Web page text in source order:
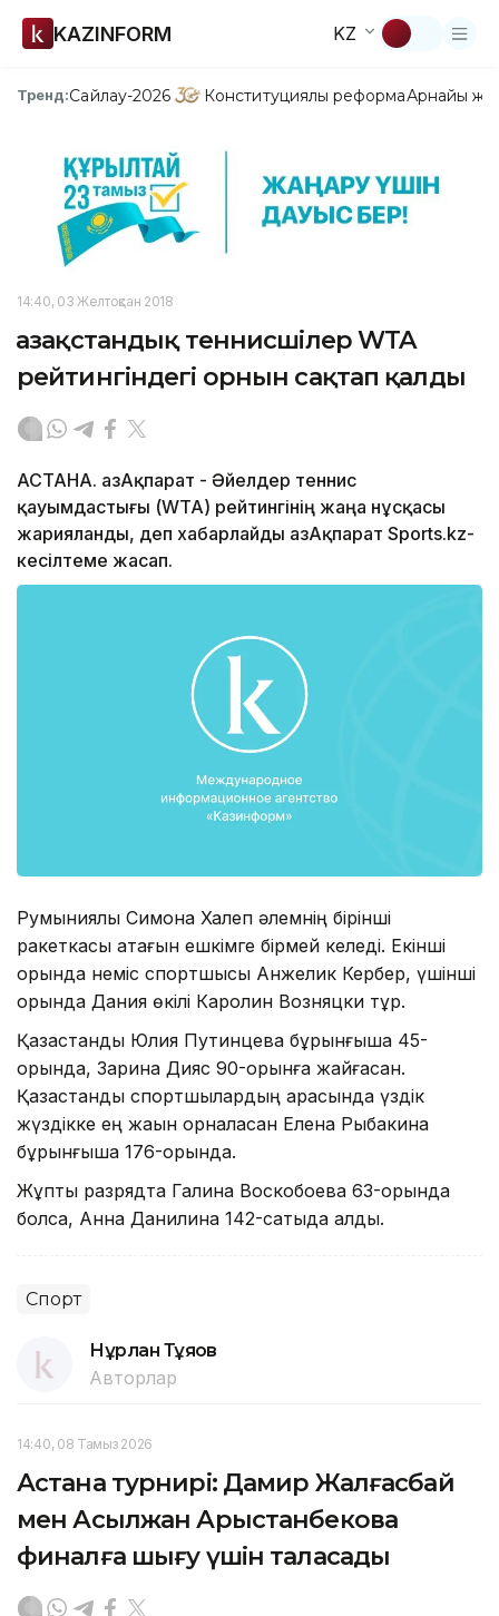
KAZINFORM KZ
Тренд:Сайлау-2026 Конституциялық реформаАрнайы
14:40, 03 Желтоқсан 2018
Қазақстандық теннисшілер WTA
рейтингіндегі орнын сақтап қалды
АСТАНА. ҚазАқпарат - Әйелдер теннис
қауымдастығы (WTA) рейтингінің жаңа нұсқасы
жарияланды, деп хабарлайды ҚазАқпарат Sports.kz-
кесілтеме жасап.
Румыниялық Симона Халеп әлемнің бірінші
ракеткасы атағын ешкімге бірмей келеді. Екінші
орында неміс спортшысы Анжелик Кербер, үшінші
орында Дания өкілі Каролин Возняцки тұр.
Қазақстандық Юлия Путинцева бұрынғыша 45-
орында, Зарина Дияс 90-орынға жайғасқан.
Қазақстандық спортшылардың арасында үздік
жүздікке ең жақын орналасқан Елена Рыбакина
бұрынғыша 176-орында.
Жұптық разрядта Галина Воскобоева 63-орында
болса, Анна Данилина 142-сатыда қалды.
Спорт
Нұрлан Тұяқов
Авторлар
14:40, 08 Тамыз 2026
Астана турнирі: Дамир Жалғасбай
мен Асылжан Арыстанбекова
финалға шығу үшін таласады